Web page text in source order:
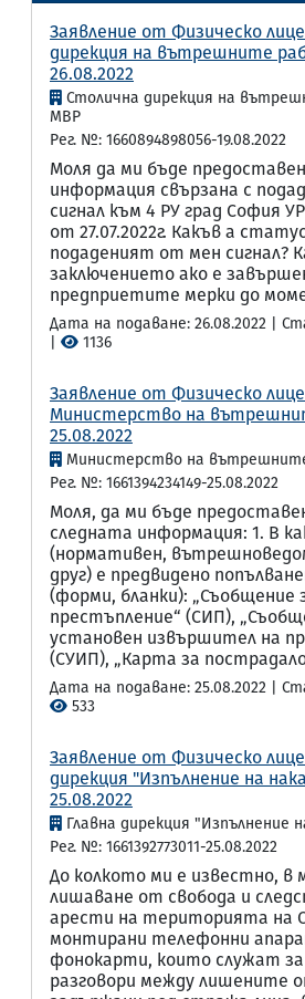
Заявление от Физическо
дирекция на вътрешните
26.08.2022
Столична дирекция на
МВР
Рег. №: 1660894898056-19.08.2022
Моля да ми бъде
информация свързана с
сигнал към 4 РУ град София
от 27.07.2022г. Какъв а
подаденият от мен сигнал?
заключението ако е
предприетите мерки до
Дата на подаване: 26.08.2022 |
1136
Заявление от Физическо
Министерство на
25.08.2022
Министерство на
Рег. №: 1661394234149-25.08.2022
Моля, да ми бъде
следната информация: 1. В
(нормативен,
друг) е предвидено
(форми, бланки): „Съобщение
престъпление“ (СИП),
установен извършител на
(СУИП), „Карта за
Дата на подаване: 25.08.2022 |
533
Заявление от Физическо лице
дирекция "Изпълнение на
25.08.2022
Главна дирекция "Изпълнение
Рег. №: 1661392773011-25.08.2022
До колкото ми е известно, в
лишаване от свобода и
арести на територията на
монтирани телефонни
фонокарти, които служат
разговори между лишените